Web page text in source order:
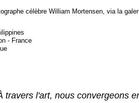
célèbre William Mortensen, via la
- France
travers l'art, nous convergeons